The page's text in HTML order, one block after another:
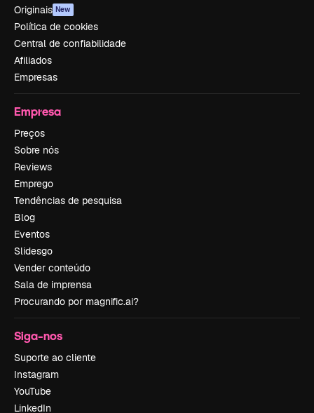
Originais New
Política de cookies
Central de confiabilidade
Afiliados
Empresas
Empresa
Preços
Sobre nós
Reviews
Emprego
Tendências de pesquisa
Blog
Eventos
Slidesgo
Vender conteúdo
Sala de imprensa
Procurando por magnific.ai?
Siga-nos
Suporte ao cliente
Instagram
YouTube
LinkedIn